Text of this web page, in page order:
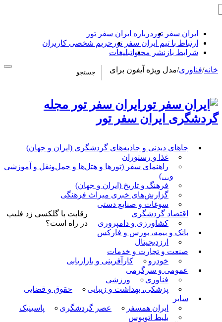
ایران سفر تور درباره ایران سفر تور
ارتباط با تیم ایران سفر تور حریم شخصی کاربران
شرایط بازنشر محتوا تبلیغات
ایران سفر تور مجله
گردشگری ایران سفر تور
جاهای دیدنی و جاذبه‌های گردشگری (ایران و جهان)
غذا و رستوران
راهنمای سفر (تورها و هتل‌ها و حمل‌و‌نقل و آموزشی
و…)
فرهنگ و تاریخ (ایران و جهان)
گزارش‌های خبری میراث فرهنگی
سوغات و صنایع دستی
اقتصاد گردشگری
کشاورزی و دامپروری
بانک و بیمه، بورس و فارکس
ارزدیجیتال
صنعت و تجارت و خدمات
خودرو
کارآفرینی و بازاریابی
عمومی و سرگرمی
فناوری
ورزشی
پزشکی، بهداشت و زیبایی
حقوق و قضایی
سایر
ایران همسفر
عصر گردشگری
پاسینیک
بلیط اتوبوس
خانه/فناوری/مدل ویژه آیفون برای
رقابت با گلکسی زد فلیپ
در راه است؟